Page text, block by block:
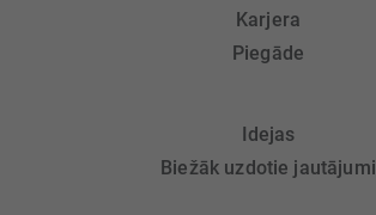
Karjera
Piegāde
Idejas
Biežāk uzdotie jautājumi